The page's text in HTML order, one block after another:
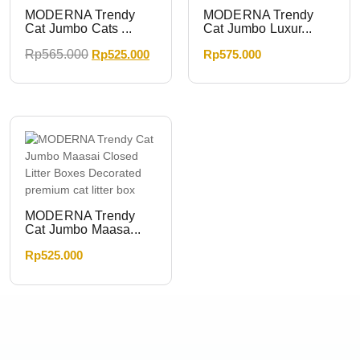
MODERNA Trendy
Cat Jumbo Cats ...
Rp565.000 Rp525.000
MODERNA Trendy
Cat Jumbo Luxur...
Rp575.000
MODERNA Trendy
Cat Jumbo Maasa...
Rp525.000